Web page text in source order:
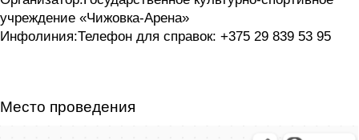
учреждение «Чижовка-Арена»
Инфолиния:Телефон для справок: +375 29 839 53 95
Место проведения